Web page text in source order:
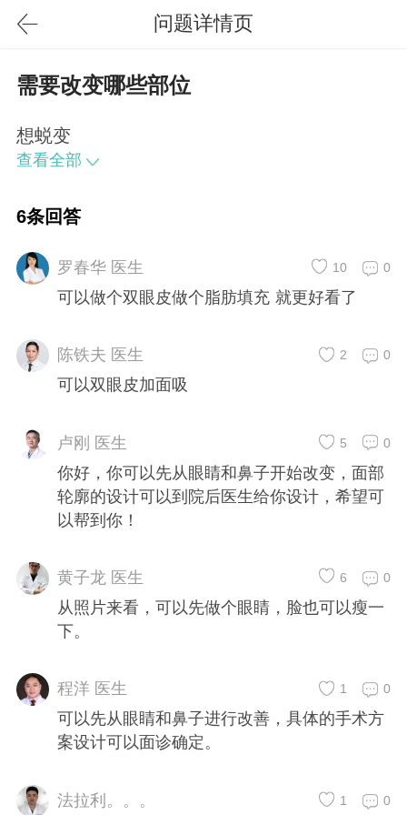
问题详情页
需要改变哪些部位
想蜕变
查看全部
6条回答
罗春华 医生 0
10
可以做个双眼皮做个脂肪填充 就更好看了
陈铁夫 医生 0
2
可以双眼皮加面吸
卢刚 医生 0
5
你好，你可以先从眼睛和鼻子开始改变，面部
轮廓的设计可以到院后医生给你设计，希望可
以帮到你！
黄子龙 医生 0
6
从照片来看，可以先做个眼睛，脸也可以瘦一
下。
程洋 医生 0
1
可以先从眼睛和鼻子进行改善，具体的手术方
案设计可以面诊确定。
法拉利。。。 0
1